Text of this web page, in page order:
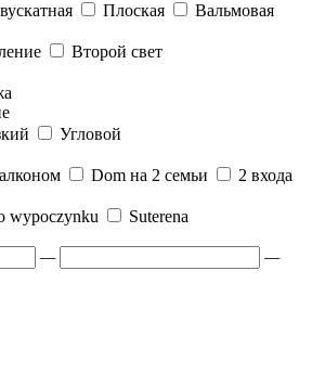
Плоская
Вальмовая
Второй свет
Угловой
Dom на 2 семьи
2 входа
wypoczynku
Suterena
—
—